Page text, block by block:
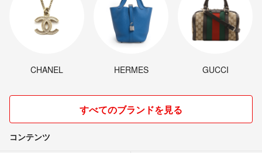
CHANEL HERMES GUCCI
すべてのブランドを見る
コンテンツ